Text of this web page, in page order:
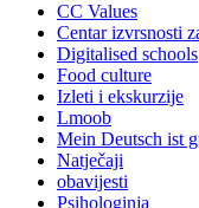
CC Values
Centar izvrsnosti
Digitalised schools
Food culture
Izleti i ekskurzije
Lmoob
Mein Deutsch ist
Natječaji
obavijesti
Psihologinja